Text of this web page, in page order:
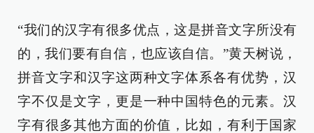
“我们的汉字有很多优点，这是拼音文字所没有
的，我们要有自信，也应该自信。”黄天树说，
拼音文字和汉字这两种文字体系各有优势，汉
字不仅是文字，更是一种中国特色的元素。汉
字有很多其他方面的价值，比如，有利于国家